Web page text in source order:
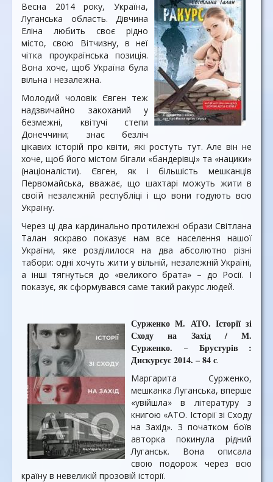
Весна 2014 року, Україна,
Луганська область. Дівчина
Еліна любить своє рідно
місто, свою Вітчизну, в неї
чітка проукраїнська позиція.
Вона хоче, щоб Україна була
вільна і незалежна.
Молодий чоловік Євген теж
надзвичайно закоханий у
безмежні, квітучі степи
Донеччини; знає безліч
цікавих історій про квіти, які ростуть тут. Але він не
хоче, щоб його містом бігали «бандерівці» та «нацики»
(націоналісти). Євген, як і більшість мешканців
Первомайська, вважає, що шахтарі можуть жити в
своїй незалежній республіці і що вони годують всю
Україну.
Через ці два кардинально протилежні образи Світлана
Талан яскраво показує нам все населення нашої
України, яке розділилося на два абсолютно різні
табори: одні хочуть жити у вільній, незалежній Україні,
а інші тягнуться до «великого брата» – до Росії. І
показує, як сформувався саме такий ракурс людей.
Сурженко М. АТО. Історії зі
Сходу на Захід / М.
Сурженко.
–
Брустурів :
Дискурсус 2014. – 84 с.
Маргарита Сурженко,
мешканка Луганська, вперше
«увійшла» в літературу з
книгою «АТО. Історії зі Сходу
на Захід». З початком боїв
авторка покинула рідний
Луганськ. Вона описала
свою подорож через всю
країну в невеликій прозовій історії.